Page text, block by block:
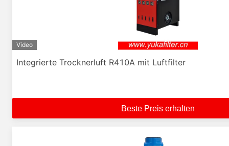
Video
Integrierte Trocknerluft R410A mit Luftfilter
Beste Preis erhalten